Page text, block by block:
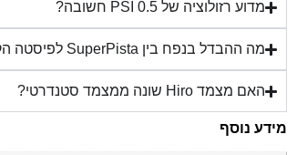
מדוע רזולוציה של 0.5 PSI חשובה?
מה ההבדל בנפח בין SuperPista לפיסטה הקלאסית?
האם מצמד Hiro שונה ממצמד סטנדרטי?
מידע נוסף